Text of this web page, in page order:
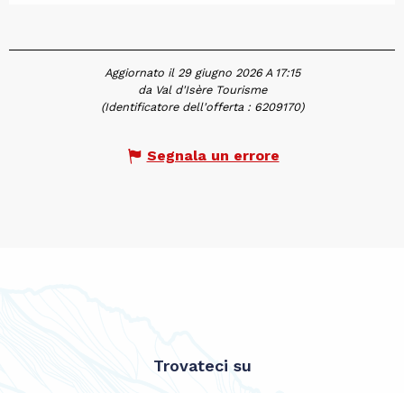
Aggiornato il 29 giugno 2026 A 17:15
da Val d'Isère Tourisme
(Identificatore dell'offerta : 6209170)
Segnala un errore
Trovateci su